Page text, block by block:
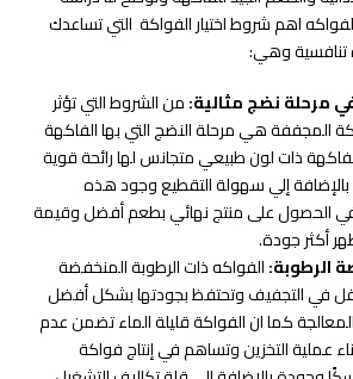
اهم شروط اختيار الفواكة التي تساعدك
تنافسية وهي:
مرحلة نضج مثالية:من الشروط التي تؤثر
المجففة هي مرحلة النضج التي بها الفاكهة
ذات لون طبيعي متجانس لها رائحة قوية
إلي سهولة التقطيع وجود هذه
الحصول على منتج نهائي بطعم أفضل وقيمة
أكثر جودة.
الرطوبة:الفواكه ذات الرطوبة المنخفضة
في التجفيف وتحتفظ بجودتها بشكل أفضل
كما ان الفواكة قليلة الماء تضمن عدم
عملية التخزين وتساهم في إنتاج فواكة